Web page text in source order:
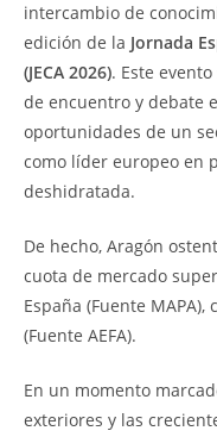
intercambio de
edición de la Jornada
(JECA 2026). Este
de encuentro y debate
oportunidades de un
como líder europeo en
deshidratada.
De hecho, Aragón
cuota de mercado
España (Fuente MAPA),
(Fuente AEFA).
En un momento
exteriores y las